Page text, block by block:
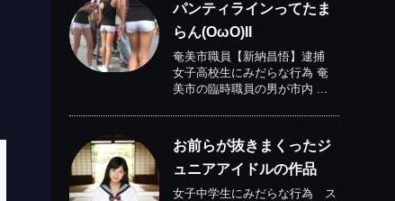
パンティラインってたま
らん(OωO)II
奄美市職員【新納昌悟】逮捕
女子高校生にみだらな行為 奄
美市の臨時職員の男が市内 ...
お前らが抜きまくったジ
ュニアアイドルの作品
女子中学生にみだらな行為 ス